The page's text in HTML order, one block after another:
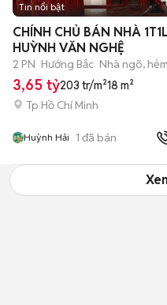
Tin nổi bật
CHÍNH CHỦ BÁN NHÀ
HUỲNH VĂN NGHỆ
2 PN Hướng Bắc Nhà ngõ, hẻm
3,65 tỷ203 tr/m²18 m²
Tp Hồ Chí Minh
Huỳnh Hải 1 đã bán